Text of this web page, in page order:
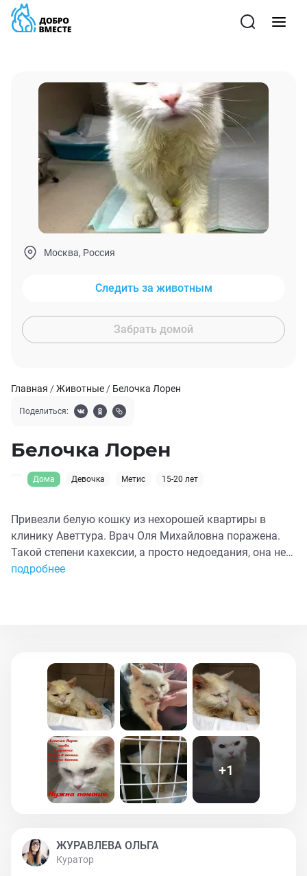
Москва, Россия
Следить за животным
Забрать домой
Главная /Животные / Белочка Лорен
Поделиться:
Белочка Лорен
Дома Девочка Метис 15-20 лет
Привезли белую кошку из нехорошей квартиры в
клинику Аветтура. Врач Оля Михайловна поражена.
Такой степени кахексии, а просто недоедания, она не
видела. Очень давно. Кошку не кормили. Ничем. Даже
Кошка урчит. И не хочет умирать. Про квартиру и её
обитателей я напишу завтра. Сейчас нужна помощь
ей и другим обитателям которых чудом спасли.. И
гептрал. И пурина гастро влажный корм. Срочно.
Пожалуйста, репост. Любая помощь Узникам с
Открытого шоссе 🙏
подробнее
+1
ЖУРАВЛЕВА ОЛЬГА
Куратор